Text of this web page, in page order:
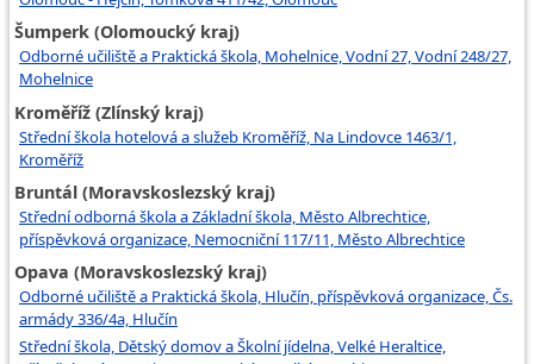
Šumperk (Olomoucký kraj)
Odborné učiliště a Praktická škola, Mohelnice, Vodní 27, Vodní 248/27,
Mohelnice
Kroměříž (Zlínský kraj)
Střední škola hotelová a služeb Kroměříž, Na Lindovce 1463/1,
Kroměříž
Bruntál (Moravskoslezský kraj)
Střední odborná škola a Základní škola, Město Albrechtice,
příspěvková organizace, Nemocniční 117/11, Město Albrechtice
Opava (Moravskoslezský kraj)
Odborné učiliště a Praktická škola, Hlučín, příspěvková organizace, Čs.
armády 336/4a, Hlučín
Střední škola, Dětský domov a Školní jídelna, Velké Heraltice,